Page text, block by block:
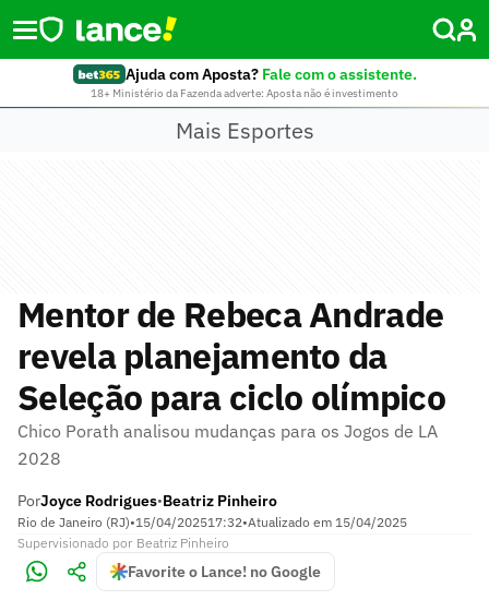
Ajuda com Aposta? Fale com o assistente.
18+ Ministério da Fazenda adverte: Aposta não é investimento
Mais Esportes
Mentor de Rebeca Andrade
revela planejamento da
Seleção para ciclo olímpico
Chico Porath analisou mudanças para os Jogos de LA
2028
PorJoyce Rodrigues•Beatriz Pinheiro
Rio de Janeiro (RJ)•15/04/202517:32•Atualizado em 15/04/2025
Supervisionado por Beatriz Pinheiro
Favorite o Lance! no Google